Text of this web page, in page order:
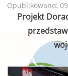
Opublikowano:
Projekt